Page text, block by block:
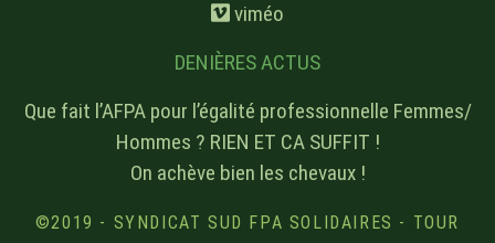
viméo
DENIÈRES ACTUS
Que fait l’AFPA pour l’égalité professionnelle Femmes/
Hommes ? RIEN ET CA SUFFIT !
On achève bien les chevaux !
©2019 - SYNDICAT SUD FPA SOLIDAIRES - TOUR